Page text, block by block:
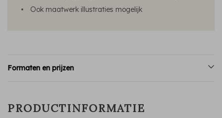
Ook maatwerk illustraties mogelijk
Formaten en prijzen
PRODUCTINFORMATIE